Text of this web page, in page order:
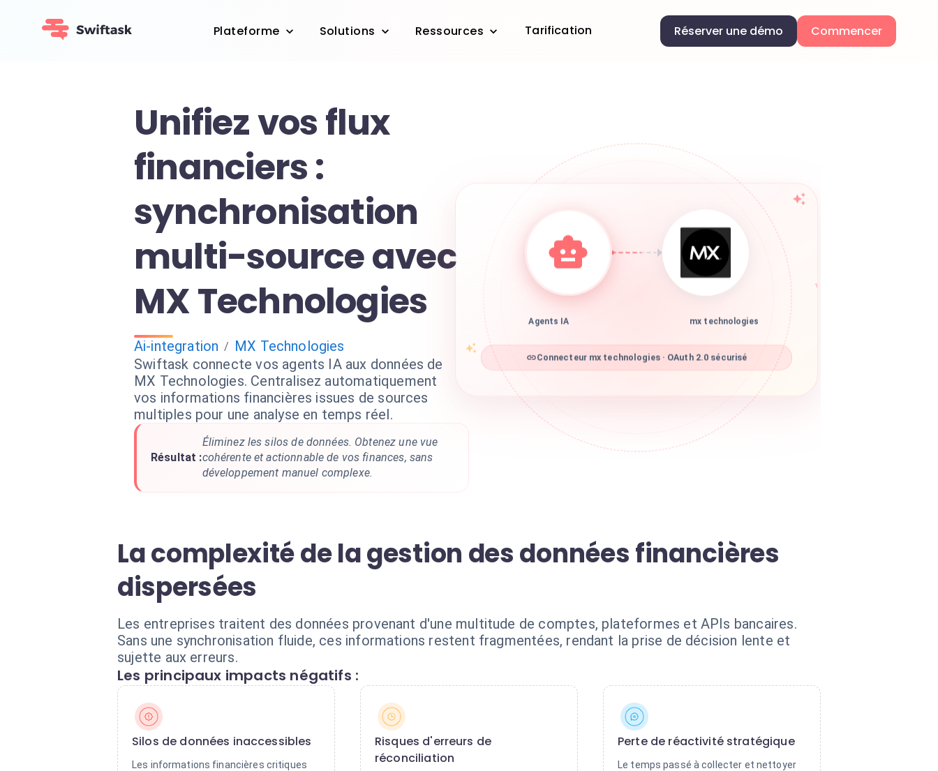
Plateforme Solutions Ressources Tarification Réserver une démo Commencer
Unifiez vos flux
financiers :
synchronisation
multi-source avec
MX Technologies
Ai-integration / MX Technologies
Swiftask connecte vos agents IA aux données de
MX Technologies. Centralisez automatiquement
vos informations financières issues de sources
multiples pour une analyse en temps réel.
Résultat :
Éliminez les silos de données. Obtenez une vue
cohérente et actionnable de vos finances, sans
développement manuel complexe.
Agents IA mx technologies
Connecteur mx technologies · OAuth 2.0 sécurisé
La complexité de la gestion des données financières
dispersées
Les entreprises traitent des données provenant d'une multitude de comptes, plateformes et APIs bancaires.
Sans une synchronisation fluide, ces informations restent fragmentées, rendant la prise de décision lente et
sujette aux erreurs.
Les principaux impacts négatifs :
Silos de données inaccessibles
Les informations financières critiques
Risques d'erreurs de
réconciliation
Perte de réactivité stratégique
Le temps passé à collecter et nettoyer